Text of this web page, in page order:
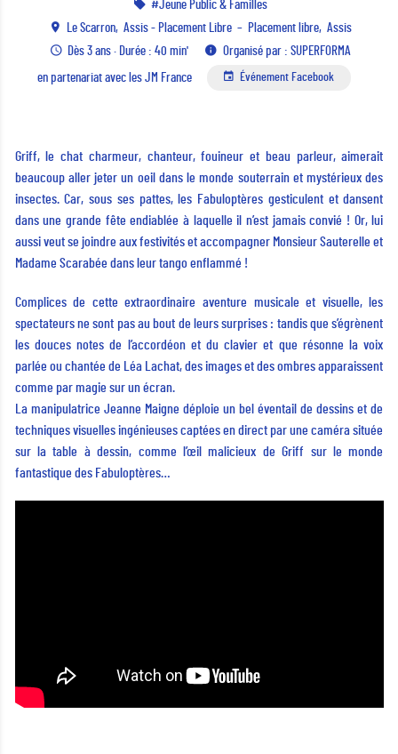
Jeune Public & Familles
Le Scarron
Assis - Placement Libre Placement libre
Assis
Dès 3 ans · Durée : 40 min'
Organisé par : SUPERFORMA
en partenariat avec les JM France
Événement Facebook
Griff, le chat charmeur, chanteur, fouineur et beau parleur, aimerait
beaucoup aller jeter un oeil dans le monde souterrain et mystérieux des
insectes. Car, sous ses pattes, les Fabuloptères gesticulent et dansent
dans une grande fête endiablée à laquelle il n’est jamais convié ! Or, lui
aussi veut se joindre aux festivités et accompagner Monsieur Sauterelle et
Madame Scarabée dans leur tango enflammé !
Complices de cette extraordinaire aventure musicale et visuelle, les
spectateurs ne sont pas au bout de leurs surprises : tandis que s’égrènent
les douces notes de l’accordéon et du clavier et que résonne la voix
parlée ou chantée de Léa Lachat, des images et des ombres apparaissent
comme par magie sur un écran.
La manipulatrice Jeanne Maigne déploie un bel éventail de dessins et de
techniques visuelles ingénieuses captées en direct par une caméra située
sur la table à dessin, comme l’œil malicieux de Griff sur le monde
fantastique des Fabuloptères…